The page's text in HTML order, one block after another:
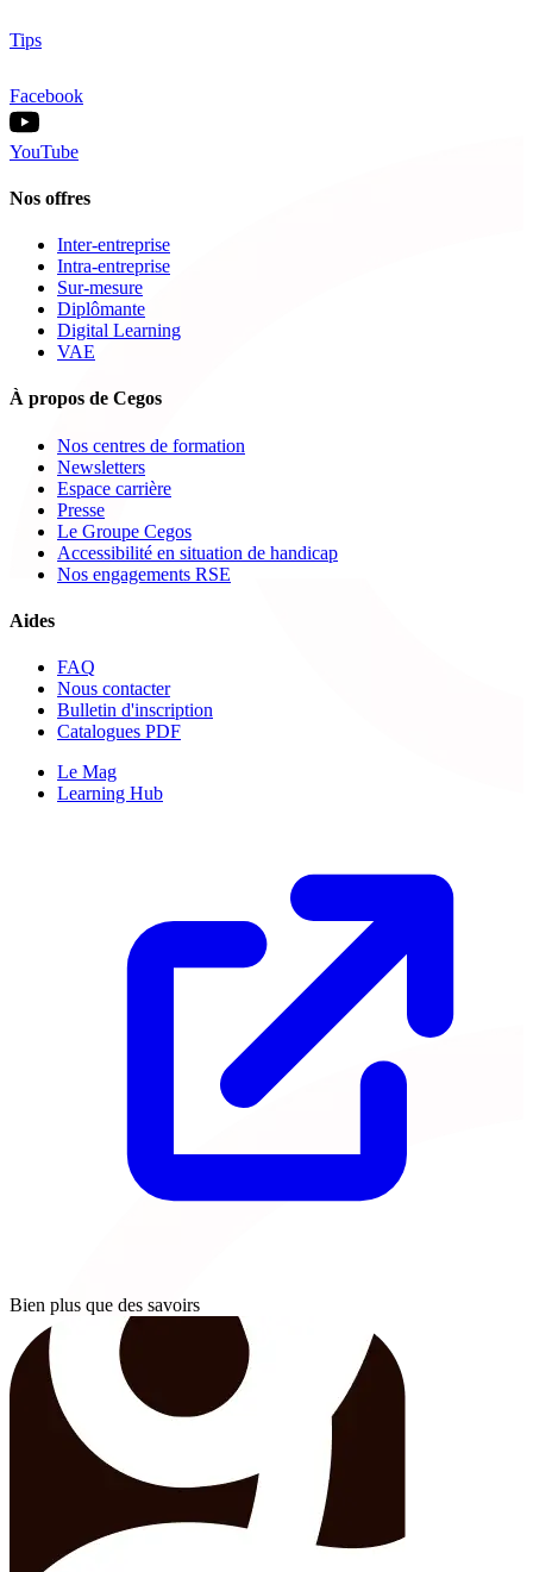
Tips
Facebook
YouTube
Nos offres
Inter-entreprise
Intra-entreprise
Sur-mesure
Diplômante
Digital Learning
VAE
À propos de Cegos
Nos centres de formation
Newsletters
Espace carrière
Presse
Le Groupe Cegos
Accessibilité en situation de handicap
Nos engagements RSE
Aides
FAQ
Nous contacter
Bulletin d'inscription
Catalogues PDF
Le Mag
Learning Hub
Bien plus que des savoirs